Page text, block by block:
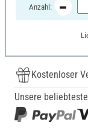
Anzahl:
Kostenloser
Unsere